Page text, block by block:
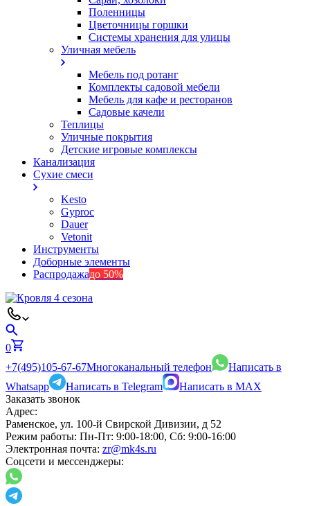
Поленницы
Цветочницы горшки
Системы хранения для улицы
Уличная мебель
Мебель под ротанг
Комплекты садовой мебели
Мебель для кафе и ресторанов
Садовые качели
Теплицы
Уличные покрытия
Детские игровые комплексы
Канализация
Сухие смеси
Kesto
Gyproc
Dauer
Vetonit
Инструменты
Доборные элементы
Распродажадо 50%
0
+7(495)105-67-67Многоканальный телефон
Написать в
Whatsapp
Написать в Telegram
Написать в MAX
Заказать звонок
Адрес:
Раменское, ул. 100-й Свирской Дивизии, д 52
Режим работы: Пн-Пт: 9:00-18:00, Сб: 9:00-16:00
Электронная почта: zr@mk4s.ru
Соцсети и мессенджеры: